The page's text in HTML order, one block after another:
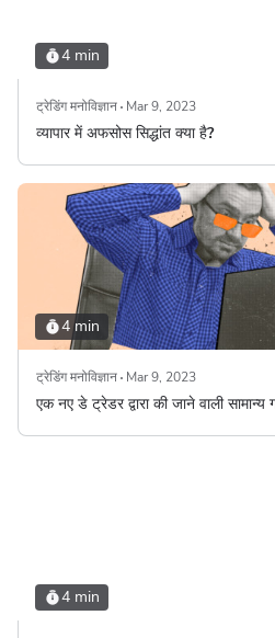
4 min
ट्रेडिंग मनोविज्ञान Mar 9, 2023
व्यापार में अफसोस सिद्धांत क्या है?
4 min
ट्रेडिंग मनोविज्ञान Mar 9, 2023
एक नए डे ट्रेडर द्वारा की जाने वाली
4 min